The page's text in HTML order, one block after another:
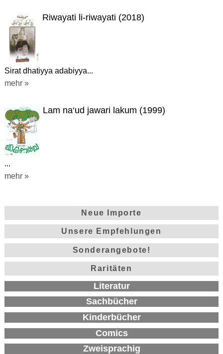
Riwayati li-riwayati (2018)
Sirat dhatiyya adabiyya...
mehr »
Lam na‘ud jawari lakum (1999)
...
mehr »
Neue Importe
Unsere Empfehlungen
Sonderangebote!
Raritäten
Literatur
Sachbücher
Kinderbücher
Comics
Zweisprachig